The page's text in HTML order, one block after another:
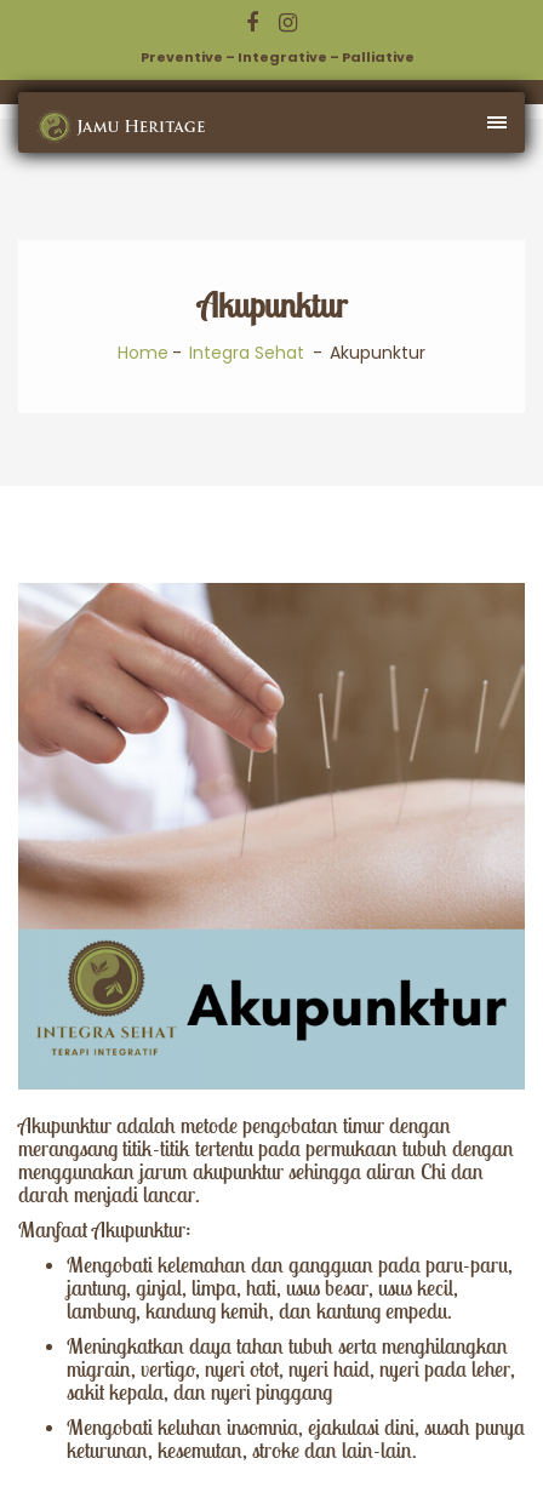
Preventive – Integrative – Palliative
Akupunktur
Home Integra Sehat Akupunktur
Akupunktur adalah metode pengobatan timur dengan
merangsang titik-titik tertentu pada permukaan tubuh dengan
menggunakan jarum akupunktur sehingga aliran Chi dan
darah menjadi lancar.
Manfaat Akupunktur:
Mengobati kelemahan dan gangguan pada paru-paru,
jantung, ginjal, limpa, hati, usus besar, usus kecil,
lambung, kandung kemih, dan kantung empedu.
Meningkatkan daya tahan tubuh serta menghilangkan
migrain, vertigo, nyeri otot, nyeri haid, nyeri pada leher,
sakit kepala, dan nyeri pinggang
Mengobati keluhan insomnia, ejakulasi dini, susah punya
keturunan, kesemutan, stroke dan lain-lain.